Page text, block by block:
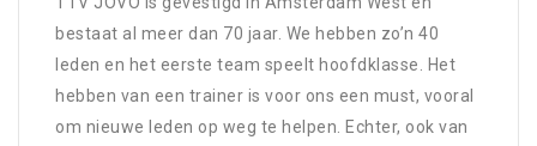
bestaat al meer dan 70 jaar. We hebben zo’n 40
leden en het eerste team speelt hoofdklasse. Het
hebben van een trainer is voor ons een must, vooral
om nieuwe leden op weg te helpen. Echter, ook van